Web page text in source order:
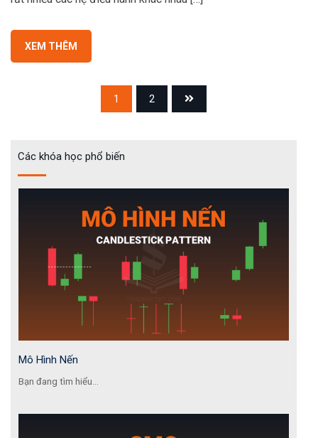
XEM THÊM
1 2
Các khóa học phổ biến
Mô Hình Nến
Bạn đang tìm hiểu...